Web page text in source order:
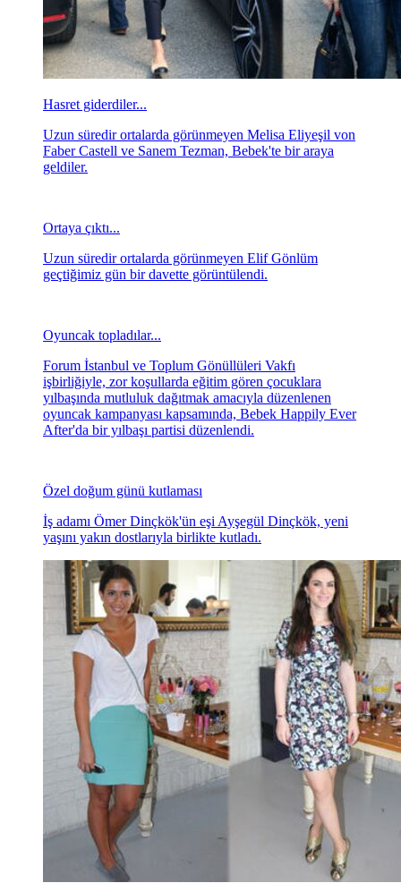
Hasret giderdiler...
Uzun süredir ortalarda görünmeyen Melisa Eliyeşil von
Faber Castell ve Sanem Tezman, Bebek'te bir araya
geldiler.
Ortaya çıktı...
Uzun süredir ortalarda görünmeyen Elif Gönlüm
geçtiğimiz gün bir davette görüntülendi.
Oyuncak topladılar...
Forum İstanbul ve Toplum Gönüllüleri Vakfı
işbirliğiyle, zor koşullarda eğitim gören çocuklara
yılbaşında mutluluk dağıtmak amacıyla düzenlenen
oyuncak kampanyası kapsamında, Bebek Happily Ever
After'da bir yılbaşı partisi düzenlendi.
Özel doğum günü kutlaması
İş adamı Ömer Dinçkök'ün eşi Ayşegül Dinçkök, yeni
yaşını yakın dostlarıyla birlikte kutladı.